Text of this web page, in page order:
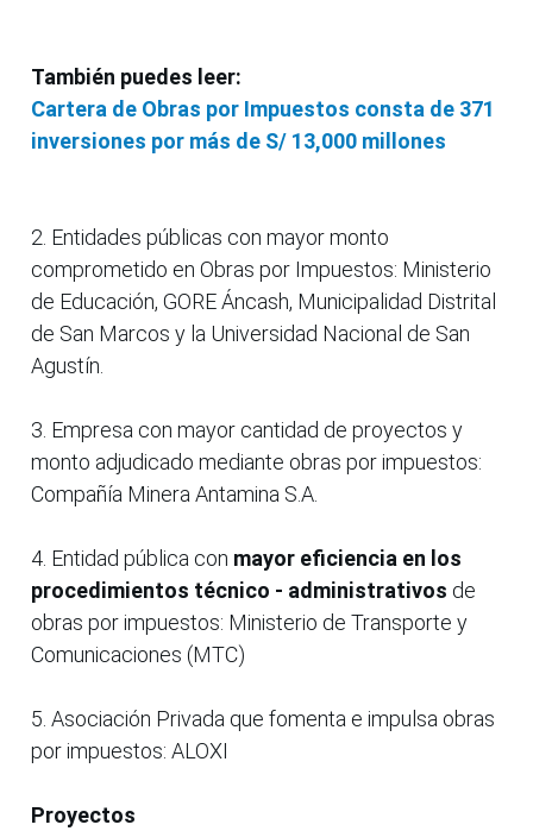
También puedes leer:
Cartera de Obras por Impuestos consta de 371
inversiones por más de S/ 13,000 millones
2. Entidades públicas con mayor monto
comprometido en Obras por Impuestos: Ministerio
de Educación, GORE Áncash, Municipalidad Distrital
de San Marcos y la Universidad Nacional de San
Agustín.
3. Empresa con mayor cantidad de proyectos y
monto adjudicado mediante obras por impuestos:
Compañía Minera Antamina S.A.
4. Entidad pública con mayor eficiencia en los
procedimientos técnico - administrativos de
obras por impuestos: Ministerio de Transporte y
Comunicaciones (MTC)
5. Asociación Privada que fomenta e impulsa obras
por impuestos: ALOXI
Proyectos